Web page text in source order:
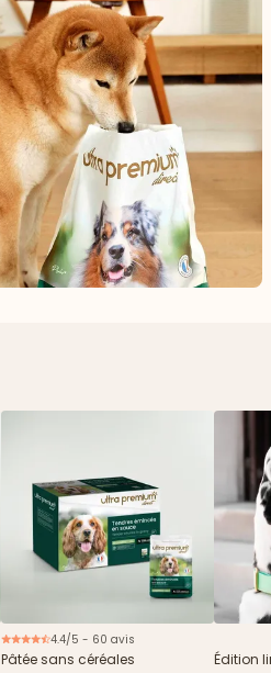
4.4/5 - 60 avis
Pâtée sans céréales Édition